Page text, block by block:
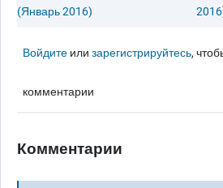
(Январь 2016)
Войдите илизарегистрируйтесь,
комментарии
Комментарии